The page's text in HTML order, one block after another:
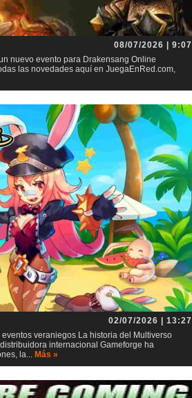
08/07/2026 | 9:07
nuevo evento para Drakensang Online
las novedades aquí en JuegaEnRed.com,
02/07/2026 | 13:27
veraniegos La historia del Multiverso
internacional Gameforge ha
la... Más »